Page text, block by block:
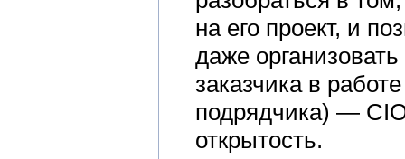
на его проект, и
даже
заказчика в
подрядчика) —
открытость.